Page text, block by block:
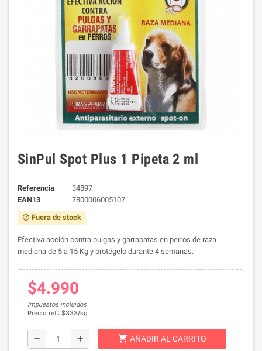
SinPul Spot Plus 1 Pipeta 2 ml
Referencia
34897
EAN13
7800006005107
block Fuera de stock
Efectiva acción contra pulgas y garrapatas en perros de raza
mediana de 5 a 15 Kg y protégelo durante 4 semanas.
$4.990
Impuestos incluidos
Precio ref.: $333/kg
remove add shopping_cart AÑADIR AL CARRITO